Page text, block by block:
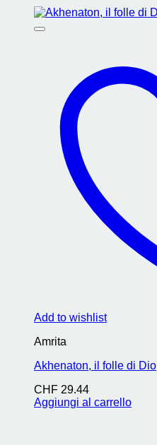
Add to wishlist
Amrita
Akhenaton, il folle di Dio
CHF 29.44
Aggiungi al carrello